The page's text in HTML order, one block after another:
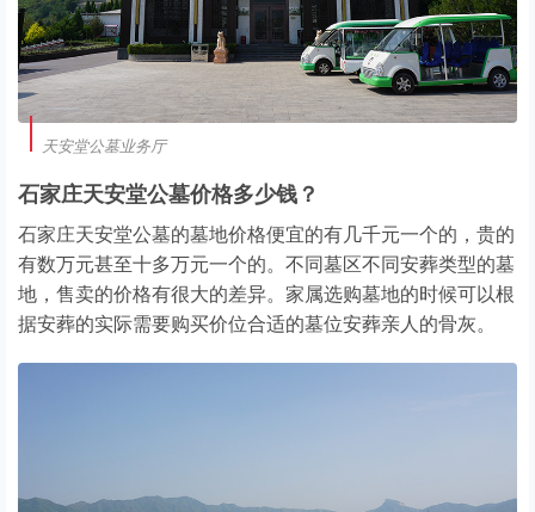
天安堂公墓业务厅
石家庄天安堂公墓价格多少钱？
石家庄天安堂公墓的墓地价格便宜的有几千元一个的，贵的
有数万元甚至十多万元一个的。不同墓区不同安葬类型的墓
地，售卖的价格有很大的差异。家属选购墓地的时候可以根
据安葬的实际需要购买价位合适的墓位安葬亲人的骨灰。